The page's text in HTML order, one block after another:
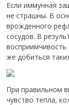
Если иммунная
не страшны. В
врожденного
сосудов. В
же добиться
При правильном
чувство тепла,